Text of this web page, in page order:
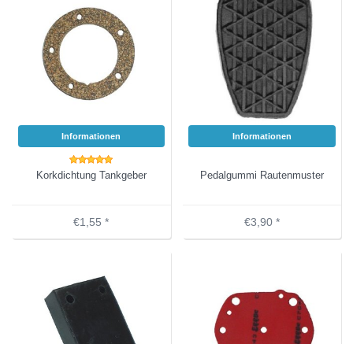
Informationen
Korkdichtung Tankgeber
€1,55 *
Informationen
Pedalgummi Rautenmuster
€3,90 *